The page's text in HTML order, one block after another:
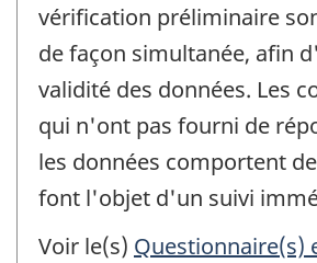
vérification préliminaire
de façon simultanée, afin
validité des données. Les
qui n'ont pas fourni de
les données comportent
font l'objet d'un suivi
Voir le(s) Questionnaire(s)